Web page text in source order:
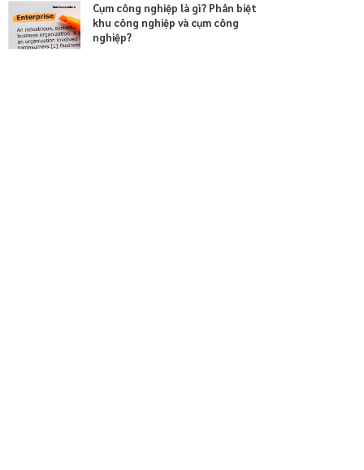
Cụm công nghiệp là gì? Phân biệt
khu công nghiệp và cụm công
nghiệp?